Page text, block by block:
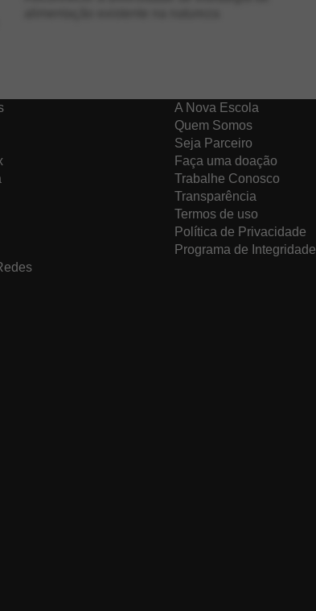
A Nova Escola
Quem Somos
Seja Parceiro
Faça uma doação
Trabalhe Conosco
Transparência
Termos de uso
Política de Privacidade
Programa de Integridade